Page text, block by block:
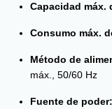
Capacidad máx.
Consumo máx.
Método de
máx., 50/60 Hz
Fuente de poder: